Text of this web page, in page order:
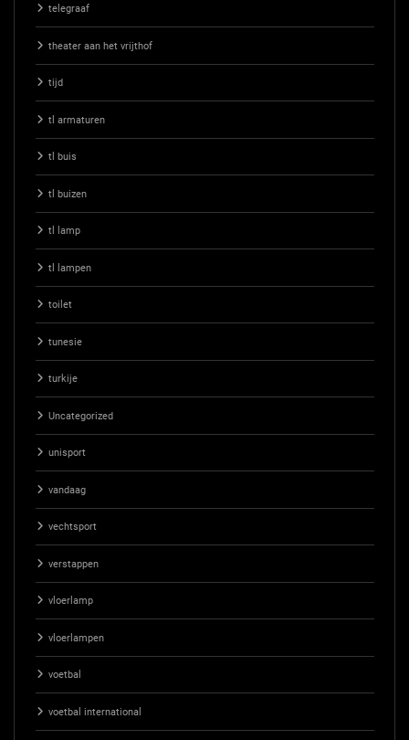
telegraaf
theater aan het vrijthof
tijd
tl armaturen
tl buis
tl buizen
tl lamp
tl lampen
toilet
tunesie
turkije
Uncategorized
unisport
vandaag
vechtsport
verstappen
vloerlamp
vloerlampen
voetbal
voetbal international